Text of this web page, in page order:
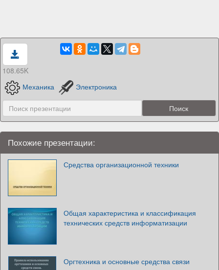
108.65K
Механика
Электроника
Похожие презентации:
Средства организационной техники
Общая характеристика и классификация
технических средств информатизации
Оргтехника и основные средства связи